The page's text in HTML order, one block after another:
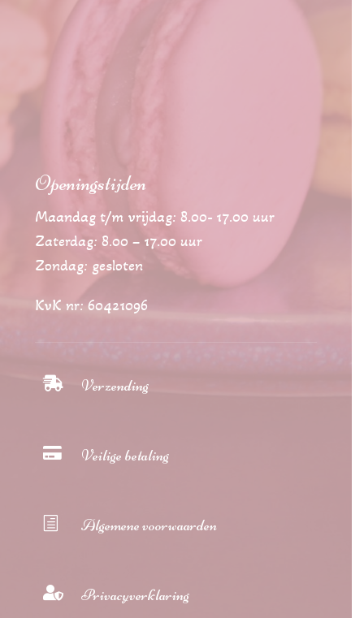
Openingstijden
Maandag t/m vrijdag: 8.00- 17.00 uur
Zaterdag: 8.00 – 17.00 uur
Zondag: gesloten
KvK nr: 60421096
 Verzending
 Veilige betaling
h Algemene voorwaarden
 Privacyverklaring